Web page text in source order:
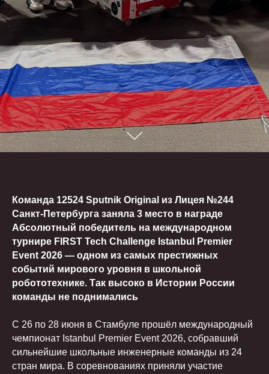
Команда 12524 Sputnik Original из Лицея №244
Санкт-Петербурга заняла 3 место в награде
Абсолютный победитель на международном
турнире FIRST Tech Challenge Istanbul Premier
Event 2026 — одном из самых престижных
событий мирового уровня в школьной
робототехнике. Так высоко в Истории России
команды не поднимались
С 26 по 28 июня в Стамбуле прошёл международный
чемпионат Istanbul Premier Event 2026, собравший
сильнейшие школьные инженерные команды из 24
стран мира. В соревнованиях приняли участие